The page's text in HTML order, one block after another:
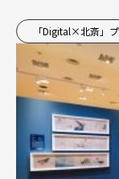
「Digital×北斎」